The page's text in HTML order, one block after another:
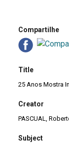
Compartilhe
Title
25 Anos Mostra
Creator
PASCUAL,
Subject